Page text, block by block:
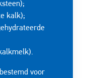
kalk);
voor